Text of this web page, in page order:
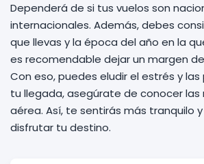
Dependerá de si tus vuelos son
internacionales. Además, debes
que llevas y la época del año en la
es recomendable dejar un margen
Con eso, puedes eludir el estrés y las
tu llegada, asegúrate de conocer las
aérea. Así, te sentirás más tranquilo
disfrutar tu destino.